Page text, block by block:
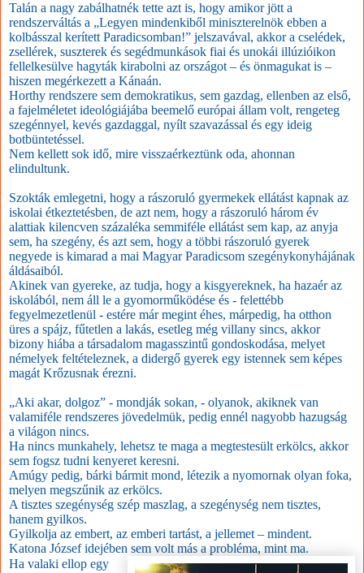
Talán a nagy zabálhatnék tette azt is, hogy amikor jött a
rendszerváltás a „Legyen mindenkiből miniszterelnök ebben a
kolbásszal kerített Paradicsomban!” jelszavával, akkor a cselédek,
zsellérek, suszterek és segédmunkások fiai és unokái illúzióikon
fellelkesülve hagyták kirabolni az országot – és önmagukat is –
hiszen megérkezett a Kánaán.
Horthy rendszere sem demokratikus, sem gazdag, ellenben az első,
a fajelméletet ideológiájába beemelő európai állam volt, rengeteg
szegénnyel, kevés gazdaggal, nyílt szavazással és egy ideig
botbüntetéssel.
Nem kellett sok idő, mire visszaérkeztünk oda, ahonnan
elindultunk.
Szokták emlegetni, hogy a rászoruló gyermekek ellátást kapnak az
iskolai étkeztetésben, de azt nem, hogy a rászoruló három év
alattiak kilencven százaléka semmiféle ellátást sem kap, az anyja
sem, ha szegény, és azt sem, hogy a többi rászoruló gyerek
negyede is kimarad a mai Magyar Paradicsom szegénykonyhájának
áldásaiból.
Akinek van gyereke, az tudja, hogy a kisgyereknek, ha hazaér az
iskolából, nem áll le a gyomorműködése és - felettébb
fegyelmezetlenül - estére már megint éhes, márpedig, ha otthon
üres a spájz, fűtetlen a lakás, esetleg még villany sincs, akkor
bizony hiába a társadalom magasszintű gondoskodása, melyet
némelyek feltételeznek, a didergő gyerek egy istennek sem képes
magát Krőzusnak érezni.
„Aki akar, dolgoz” - mondják sokan, - olyanok, akiknek van
valamiféle rendszeres jövedelmük, pedig ennél nagyobb hazugság
a világon nincs.
Ha nincs munkahely, lehetsz te maga a megtestesült erkölcs, akkor
sem fogsz tudni kenyeret keresni.
Amúgy pedig, bárki bármit mond, létezik a nyomornak olyan foka,
melyen megszűnik az erkölcs.
A tisztes szegénység szép maszlag, a szegénység nem tisztes,
hanem gyilkos.
Gyilkolja az embert, az emberi tartást, a jellemet – mindent.
Katona József idejében sem volt más a probléma, mint ma.
Ha valaki ellop egy